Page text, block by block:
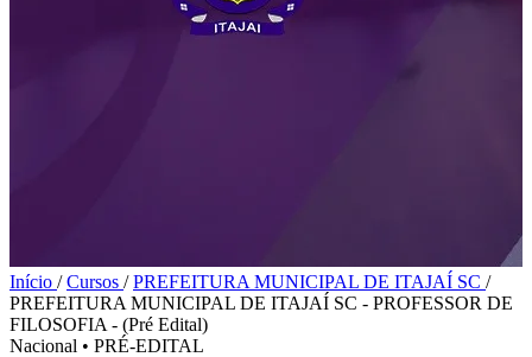
Início / Cursos / PREFEITURA MUNICIPAL DE ITAJAÍ SC /
PREFEITURA MUNICIPAL DE ITAJAÍ SC - PROFESSOR DE
FILOSOFIA - (Pré Edital)
Nacional • PRÉ-EDITAL